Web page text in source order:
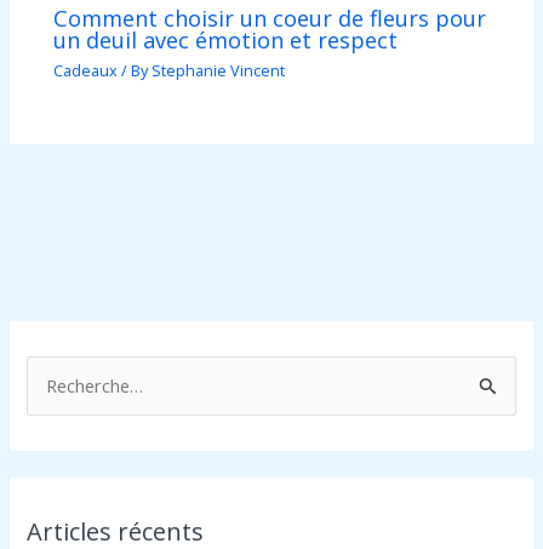
Comment choisir un coeur de fleurs pour
un deuil avec émotion et respect
Cadeaux/ ByStephanie Vincent
e
Articles récents